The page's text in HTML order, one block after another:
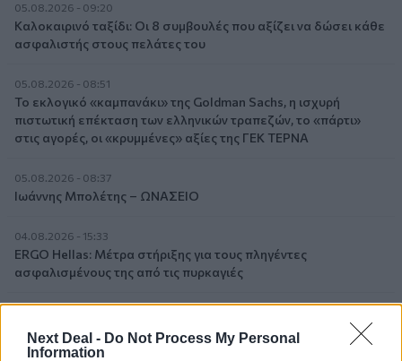
Next Deal - Do Not Process My Personal
Information
05.08.2026 - 09:20
Καλοκαιρινό ταξίδι: Οι 8 συμβουλές που αξίζει να δώσει κάθε
ασφαλιστής στους πελάτες του
05.08.2026 - 08:51
Το εκλογικό «καμπανάκι» της Goldman Sachs, η ισχυρή
πιστωτική επέκταση των ελληνικών τραπεζών, το «πάρτι»
στις αγορές, οι «κρυμμένες» αξίες της ΓΕΚ ΤΕΡΝΑ
05.08.2026 - 08:37
Ιωάννης Μπολέτης – ΩΝΑΣΕΙΟ
04.08.2026 - 15:33
ERGO Hellas: Μέτρα στήριξης για τους πληγέντες
ασφαλισμένους της από τις πυρκαγιές
Τράπεζα Κύπρου: Ενισχυμένες κατά 31% οι ασφαλιστικές
υπηρεσίες - Κέρδη €252 εκατ. (+7%) και ROTE 18.8% στο